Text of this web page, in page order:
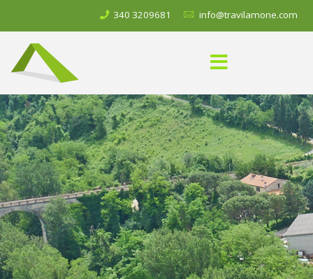
340 3209681 info@travilamone.com